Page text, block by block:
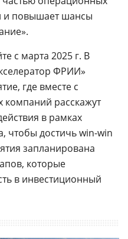
и повышает шансы
с марта 2025 г. В
ФРИИ»
где вместе с
компаний расскажут
в рамках
чтобы достичь win-win
запланирована
которые
в инвестиционный